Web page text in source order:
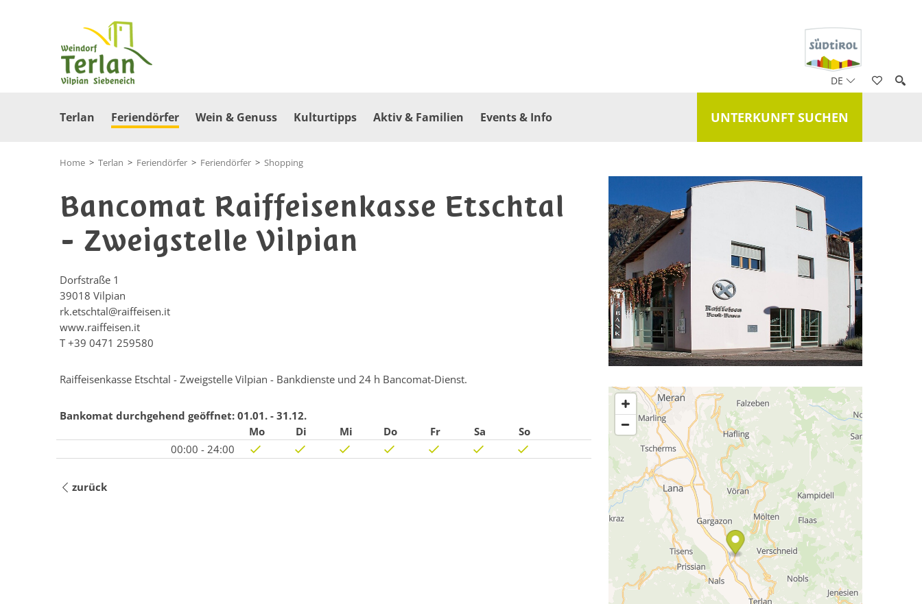
DE
UNTERKUNFT SUCHEN
Terlan Feriendörfer Wein & Genuss Kulturtipps Aktiv & Familien Events & Info
Home > Terlan > Feriendörfer > Feriendörfer > Shopping
Bancomat Raiffeisenkasse Etschtal
- Zweigstelle Vilpian
Dorfstraße 1
39018 Vilpian
rk.etschtal@raiffeisen.it
www.raiffeisen.it
T +39 0471 259580
Raiffeisenkasse Etschtal - Zweigstelle Vilpian - Bankdienste und 24 h Bancomat-Dienst.
Bankomat durchgehend geöffnet: 01.01. - 31.12.
Mo
Di Mi Do Fr Sa
So
00:00 - 24:00
zurück